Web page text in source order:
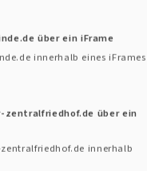
über ein iFrame
innerhalb eines iFrames
zentralfriedhof.de über ein
innerhalb